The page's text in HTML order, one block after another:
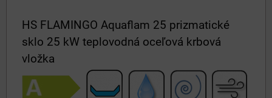
HS FLAMINGO Aquaflam 25 prizmatické
sklo 25 kW teplovodná oceľová krbová
vložka